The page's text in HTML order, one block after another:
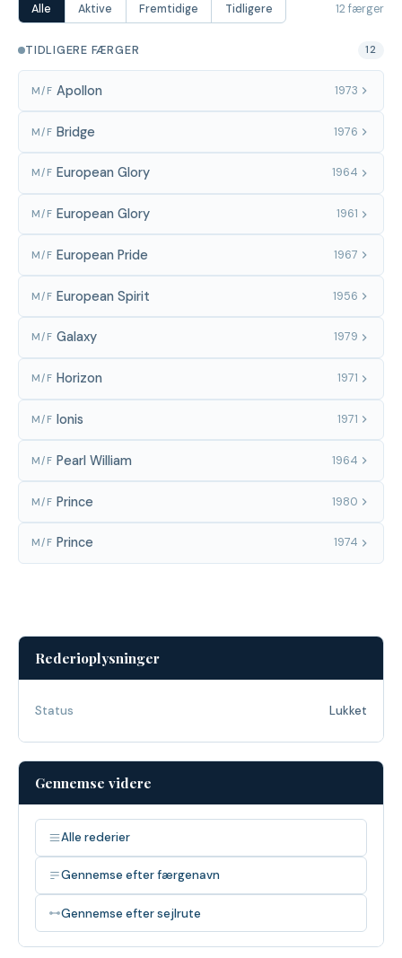
Alle Aktive Fremtidige Tidligere 12 færger
TIDLIGERE FÆRGER 12
M/F Apollon 1973
M/F Bridge 1976
M/F European Glory 1964
M/F European Glory 1961
M/F European Pride 1967
M/F European Spirit 1956
M/F Galaxy 1979
M/F Horizon 1971
M/F Ionis 1971
M/F Pearl William 1964
M/F Prince 1980
M/F Prince 1974
Rederioplysninger
Status Lukket
Gennemse videre
Alle rederier
Gennemse efter færgenavn
Gennemse efter sejlrute